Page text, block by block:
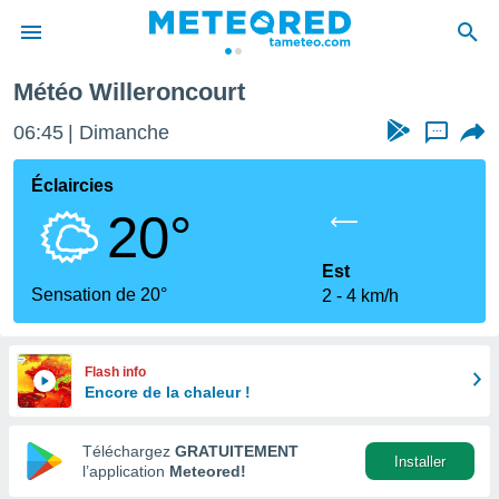
de
en
Météo Willeroncourt
06:45 Dimanche ...
Éclaircies
20°
Sensation de 20°
Est
2
4 km/h
Flash info
Encore de la chaleur !
Téléchargez GRATUITEMENT
l’application Meteored!
Installer